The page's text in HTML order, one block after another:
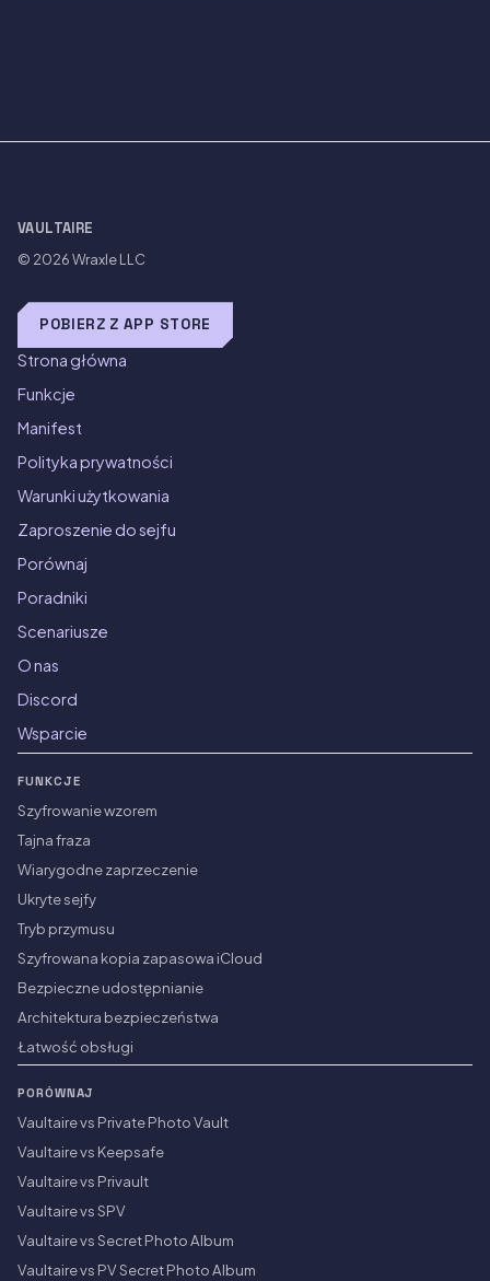
VAULTAIRE
© 2026Wraxle LLC
POBIERZ Z APP STORE
Strona główna
Funkcje
Manifest
Polityka prywatności
Warunki użytkowania
Zaproszenie do sejfu
Porównaj
Poradniki
Scenariusze
O nas
Discord
Wsparcie
FUNKCJE
Szyfrowanie wzorem
Tajna fraza
Wiarygodne zaprzeczenie
Ukryte sejfy
Tryb przymusu
Szyfrowana kopia zapasowa iCloud
Bezpieczne udostępnianie
Architektura bezpieczeństwa
Łatwość obsługi
PORÓWNAJ
Vaultaire vs Private Photo Vault
Vaultaire vs Keepsafe
Vaultaire vs Privault
Vaultaire vs SPV
Vaultaire vs Secret Photo Album
Vaultaire vs PV Secret Photo Album